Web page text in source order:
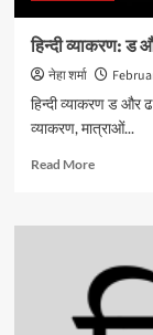
हिन्दी व्याकरण: ड
नेहा शर्मा
हिन्दी व्याकरण ड और
व्याकरण, मात्राओं...
Read MoreRead
हिन्दी
और
ढ